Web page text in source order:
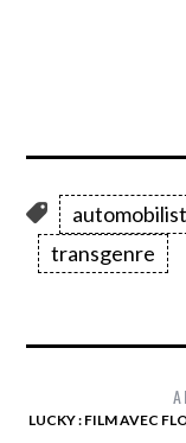
transgenre
LUCKY : FILM AVEC